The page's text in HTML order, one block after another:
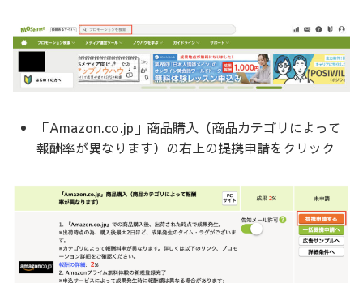
「Amazon.co.jp」商品購入（商品カテゴリによって
報酬率が異なります）の右上の提携申請をクリック